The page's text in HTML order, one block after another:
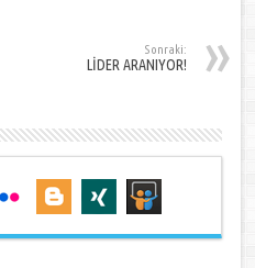
Sonraki:
LİDER ARANIYOR!